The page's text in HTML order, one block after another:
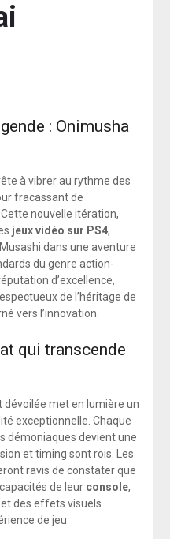
: Onimusha
à vibrer au rythme des
fracassant de
Cette nouvelle itération,
jeux vidéo sur PS4,
dans une aventure
du genre action-
d’excellence,
de l’héritage de
vers l’innovation.
qui transcende
met en lumière un
exceptionnelle. Chaque
démoniaques devient une
et timing sont rois. Les
ravis de constater que
de leur console,
des effets visuels
de jeu.